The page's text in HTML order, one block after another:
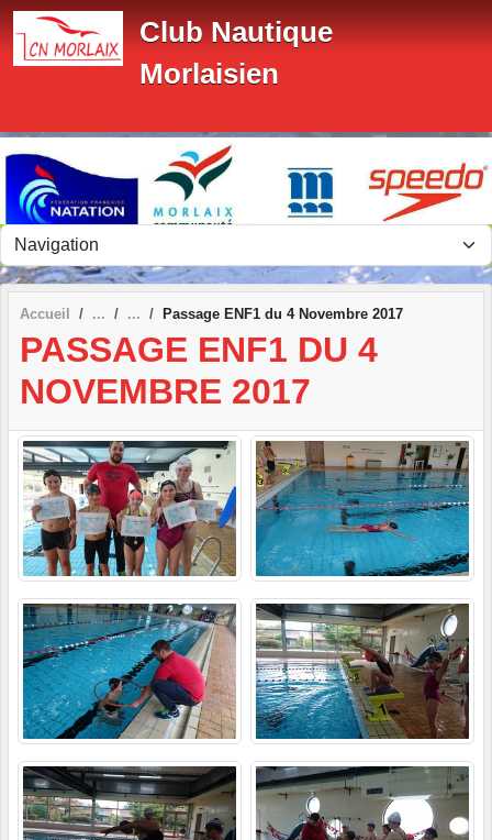
Club Nautique
Morlaisien
Accueil Passage ENF1 du 4 Novembre 2017
PASSAGE ENF1 DU 4
NOVEMBRE 2017
Panneau de gestion des cookies